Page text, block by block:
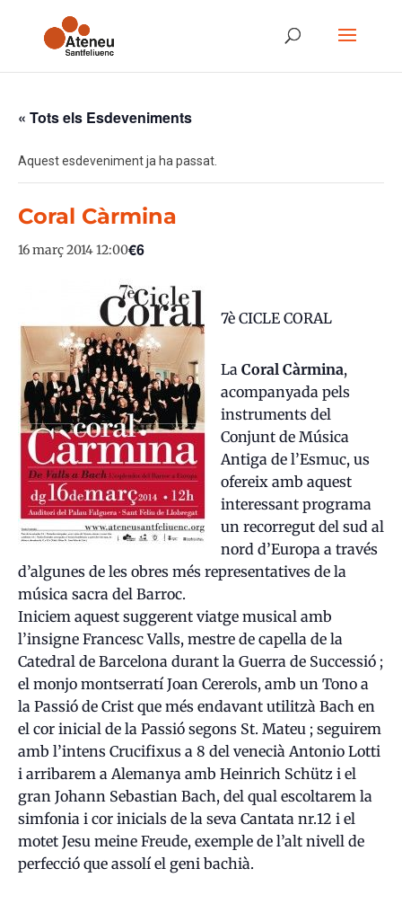
« Tots els Esdeveniments
Aquest esdeveniment ja ha passat.
Coral Càrmina
16 març 2014 12:00€6
7è CICLE CORAL
La Coral Càrmina,
acompanyada pels
instruments del
Conjunt de Música
Antiga de l’Esmuc, us
ofereix amb aquest
interessant programa
un recorregut del sud al
nord d’Europa a través
d’algunes de les obres més representatives de la
música sacra del Barroc.
Iniciem aquest suggerent viatge musical amb
l’insigne Francesc Valls, mestre de capella de la
Catedral de Barcelona durant la Guerra de Successió ;
el monjo montserratí Joan Cererols, amb un Tono a
la Passió de Crist que més endavant utilitzà Bach en
el cor inicial de la Passió segons St. Mateu ; seguirem
amb l’intens Crucifixus a 8 del venecià Antonio Lotti
i arribarem a Alemanya amb Heinrich Schütz i el
gran Johann Sebastian Bach, del qual escoltarem la
simfonia i cor inicials de la seva Cantata nr.12 i el
motet Jesu meine Freude, exemple de l’alt nivell de
perfecció que assolí el geni bachià.